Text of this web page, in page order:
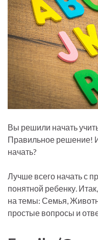
Вы решили начать
Правильное решение! И
начать?
Лучше всего начать с
понятной ребенку. Итак,
на темы: Семья,
простые вопросы и